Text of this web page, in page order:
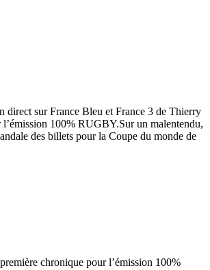
direct sur France Bleu et France 3 de Thierry
100% RUGBY.Sur un malentendu,
des billets pour la Coupe du monde de
chronique pour l’émission 100%